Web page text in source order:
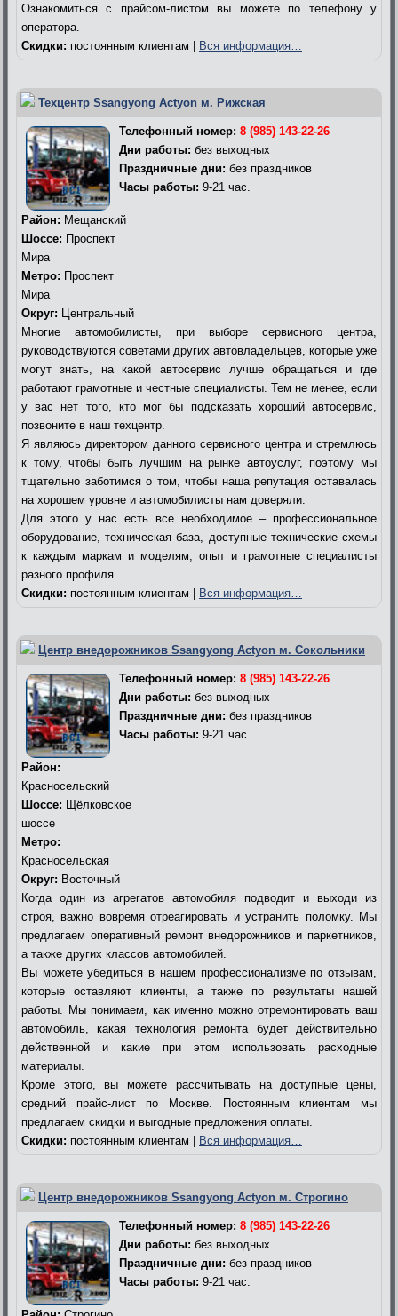
Ознакомиться с прайсом-листом вы можете по телефону у
оператора.
Скидки: постоянным клиентам | Вся информация…
Техцентр Ssangyong Actyon м. Рижская
Телефонный номер: 8 (985) 143-22-26
Дни работы: без выходных
Праздничные дни: без праздников
Часы работы: 9-21 час.
Район: Мещанский
Шоссе: Проспект
Мира
Метро: Проспект
Мира
Округ: Центральный
Многие автомобилисты, при выборе сервисного центра,
руководствуются советами других автовладельцев, которые уже
могут знать, на какой автосервис лучше обращаться и где
работают грамотные и честные специалисты. Тем не менее, если
у вас нет того, кто мог бы подсказать хороший автосервис,
позвоните в наш техцентр.
Я являюсь директором данного сервисного центра и стремлюсь
к тому, чтобы быть лучшим на рынке автоуслуг, поэтому мы
тщательно заботимся о том, чтобы наша репутация оставалась
на хорошем уровне и автомобилисты нам доверяли.
Для этого у нас есть все необходимое – профессиональное
оборудование, техническая база, доступные технические схемы
к каждым маркам и моделям, опыт и грамотные специалисты
разного профиля.
Скидки: постоянным клиентам | Вся информация…
Центр внедорожников Ssangyong Actyon м. Сокольники
Телефонный номер: 8 (985) 143-22-26
Дни работы: без выходных
Праздничные дни: без праздников
Часы работы: 9-21 час.
Район:
Красносельский
Шоссе: Щёлковское
шоссе
Метро:
Красносельская
Округ: Восточный
Когда один из агрегатов автомобиля подводит и выходи из
строя, важно вовремя отреагировать и устранить поломку. Мы
предлагаем оперативный ремонт внедорожников и паркетников,
а также других классов автомобилей.
Вы можете убедиться в нашем профессионализме по отзывам,
которые оставляют клиенты, а также по результаты нашей
работы. Мы понимаем, как именно можно отремонтировать ваш
автомобиль, какая технология ремонта будет действительно
действенной и какие при этом использовать расходные
материалы.
Кроме этого, вы можете рассчитывать на доступные цены,
средний прайс-лист по Москве. Постоянным клиентам мы
предлагаем скидки и выгодные предложения оплаты.
Скидки: постоянным клиентам | Вся информация…
Центр внедорожников Ssangyong Actyon м. Строгино
Телефонный номер: 8 (985) 143-22-26
Дни работы: без выходных
Праздничные дни: без праздников
Часы работы: 9-21 час.